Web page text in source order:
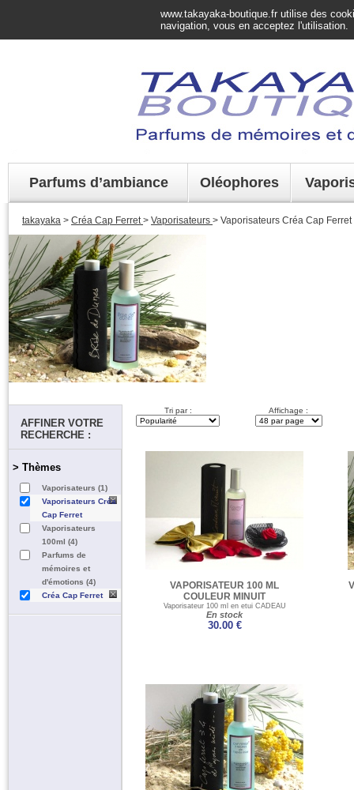
www.takayaka-boutique.fr utilise des
navigation, vous en acceptez l'utilisation.
Parfums d’ambiance Oléophores
takayaka > Créa Cap Ferret> Vaporisateurs > Vaporisateurs Créa Cap Ferret
AFFINER VOTRE
RECHERCHE :
> Thèmes
Vaporisateurs (1)
Vaporisateurs Créa
Cap Ferret
Vaporisateurs
100ml (4)
Parfums de
mémoires et
d'émotions (4)
Créa Cap Ferret
Tri par : Affichage :
VAPORISATEUR 100 ML
COULEUR MINUIT
Vaporisateur 100 ml en etui CADEAU
En stock
30.00 €